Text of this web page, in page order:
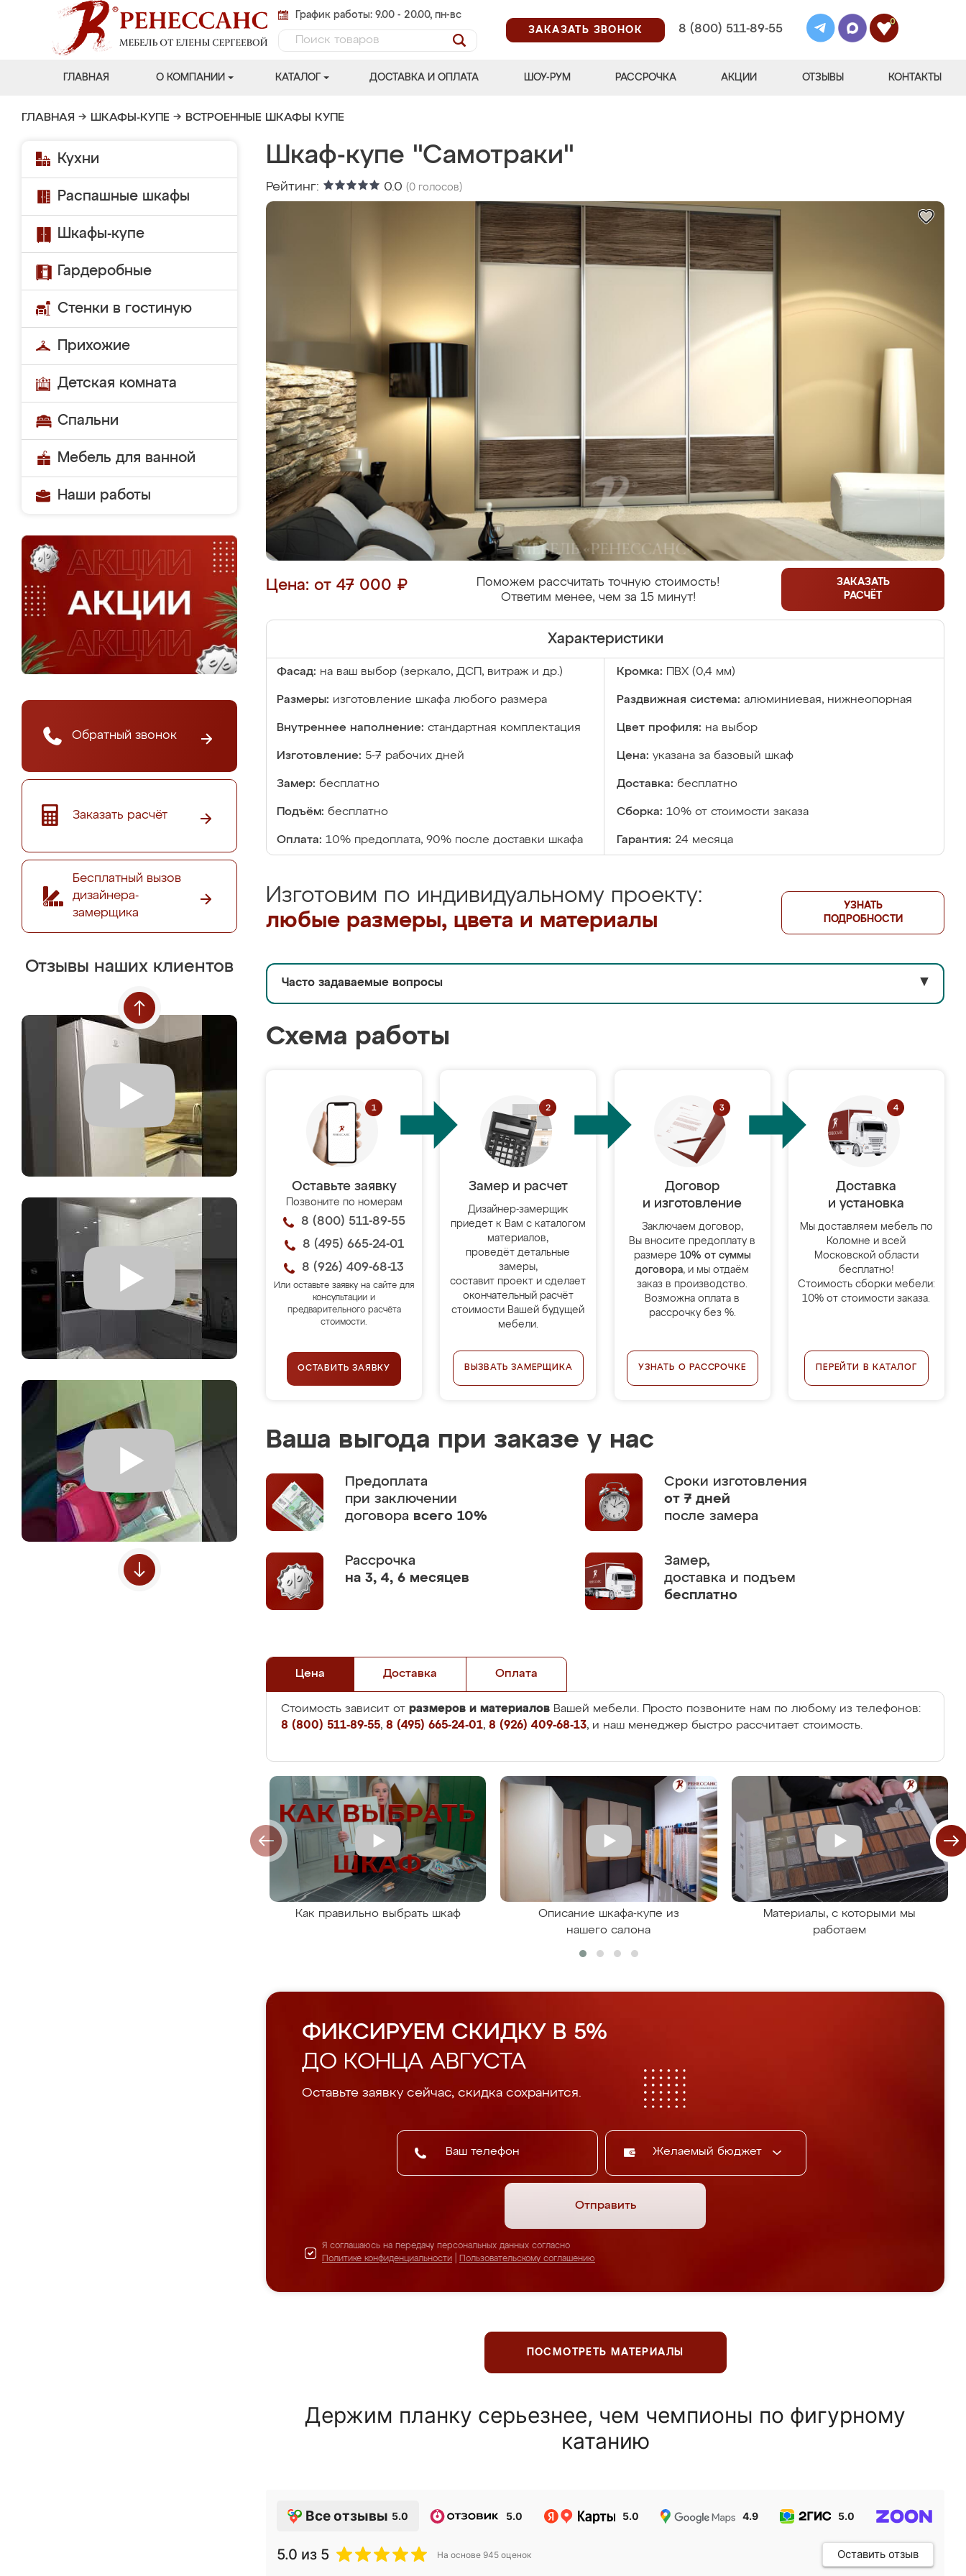
График работы: 9.00 - 20.00, пн-вс
ЗАКАЗАТЬ ЗВОНОК
8 (800) 511-89-55
0
ГЛАВНАЯ О КОМПАНИИ КАТАЛОГ ДОСТАВКА И ОПЛАТА ШОУ-РУМ РАССРОЧКА АКЦИИ ОТЗЫВЫ КОНТАКТЫ
ГЛАВНАЯ → ШКАФЫ-КУПЕ → ВСТРОЕННЫЕ ШКАФЫ КУПЕ
Кухни
Распашные шкафы
Шкафы-купе
Гардеробные
Стенки в гостиную
Прихожие
Детская комната
Спальни
Мебель для ванной
Наши работы
Обратный звонок
Заказать расчёт
Бесплатный вызов
дизайнера-
замерщика
Отзывы наших клиентов
Шкаф-купе "Самотраки"
Рейтинг: 0.0 (0 голосов)
Цена: от 47 000 ₽
Поможем рассчитать точную стоимость!
Ответим менее, чем за 15 минут!
ЗАКАЗАТЬ
РАСЧЁТ
Характеристики
Фасад: на ваш выбор (зеркало, ДСП, витраж и др.) Кромка: ПВХ (0,4 мм)
Размеры: изготовление шкафа любого размера Раздвижная система: алюминиевая, нижнеопорная
Внутреннее наполнение: стандартная комплектация Цвет профиля: на выбор
Изготовление: 5-7 рабочих дней Цена: указана за базовый шкаф
Замер: бесплатно Доставка: бесплатно
Подъём: бесплатно Сборка: 10% от стоимости заказа
Оплата: 10% предоплата, 90% после доставки шкафа Гарантия: 24 месяца
Изготовим по индивидуальному проекту:
любые размеры, цвета и материалы
УЗНАТЬ
ПОДРОБНОСТИ
Часто задаваемые вопросы ▼
Схема работы
Оставьте заявку
Позвоните по номерам
8 (800) 511-89-55
8 (495) 665-24-01
8 (926) 409-68-13
Или оставьте заявку на сайте для
консультации и
предварительного расчёта
стоимости.
ОСТАВИТЬ ЗАЯВКУ
Замер и расчет
Дизайнер-замерщик
приедет к Вам с каталогом
материалов,
проведёт детальные
замеры,
составит проект и сделает
окончательный расчёт
стоимости Вашей будущей
мебели.
ВЫЗВАТЬ ЗАМЕРЩИКА
Договор
и изготовление
Заключаем договор,
Вы вносите предоплату в
размере 10% от суммы
договора, и мы отдаём
заказ в производство.
Возможна оплата в
рассрочку без %.
УЗНАТЬ О РАССРОЧКЕ
Доставка
и установка
Мы доставляем мебель по
Коломне и всей
Московской области
бесплатно!
Стоимость сборки мебели:
10% от стоимости заказа.
ПЕРЕЙТИ В КАТАЛОГ
Ваша выгода при заказе у нас
Предоплата
при заключении
договора всего 10%
Сроки изготовления
от 7 дней
после замера
Рассрочка
на 3, 4, 6 месяцев
Замер,
доставка и подъем
бесплатно
Цена Доставка Оплата
Стоимость зависит от размеров и материалов Вашей мебели. Просто позвоните нам по любому из телефонов:
8 (800) 511-89-55, 8 (495) 665-24-01, 8 (926) 409-68-13, и наш менеджер быстро рассчитает стоимость.
Как правильно выбрать шкаф
Описание шкафа-купе из
нашего салона
Материалы, с которыми мы
работаем
ФИКСИРУЕМ СКИДКУ В 5%
ДО КОНЦА АВГУСТА
Оставьте заявку сейчас, скидка сохранится.
Желаемый бюджет
Отправить
Я соглашаюсь на передачу персональных данных согласно
Политике конфиденциальности
Пользовательскому соглашению
ПОСМОТРЕТЬ МАТЕРИАЛЫ
Держим планку серьезнее, чем чемпионы по фигурному
катанию
Все отзывы 5.0 5.0 5.0 4.9 5.0
5.0 из 5 На основе 945 оценок Оставить отзыв